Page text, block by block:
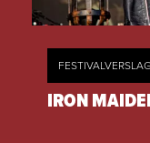
FESTIVALVERSLAG
IRON